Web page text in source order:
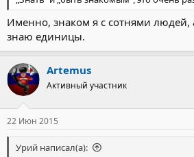
Именно, знаком я с сотнями людей,
знаю единицы.
Artemus
Активный участник
22 Июн 2015
Урий написал(а):